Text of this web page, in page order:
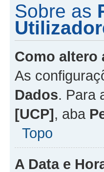
Sobre as
Como altero
As
Dados. Para
[UCP], aba
Topo
A Data e